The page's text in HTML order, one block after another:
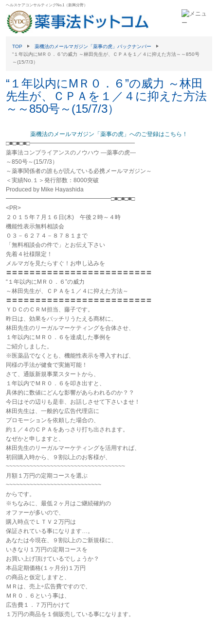
ヘルスケアコンサルティングNo.1（新興分野）
TOP
薬機法のメールマガジン「薬事の虎」バックナンバー
“１年以内にМＲ０．６”の威力 ～林田先生が、ＣＰＡを１／４に抑えた方法～～850号
～(15/7/3）
“１年以内にМＲ０．６”の威力 ～林田
先生が、ＣＰＡを１／４に抑えた方法
～～850号～(15/7/3）
薬機法のメールマガジン「薬事の虎」へのご登録はこちら！
□■□■□■□━━━━━━━━━━━━━━━━━━
薬事法コンプライアンスのノウハウ ―薬事の虎―
～850号～(15/7/3）
～薬事関係者の誰もが読んでいる必携メールマガジン～
＜実績No.１＞発行部数：8000突破
Produced by Mike Hayashida
━━━━━━━━━━━━━━━━━━□■□■□■□
<PR>
２０１５年７月１６日(木) 午後２時～４時
機能性表示無料相談会
０３－６２７４－８７８１まで
「無料相談会の件で」とお伝え下さい
先着４社様限定！
メルマガを見たらすぐ！お申し込みを
〓〓〓〓〓〓〓〓〓〓〓〓〓〓〓〓〓〓〓〓〓〓〓〓〓
“１年以内にМＲ０．６”の威力
～林田先生が、ＣＰＡを１／４に抑えた方法～
〓〓〓〓〓〓〓〓〓〓〓〓〓〓〓〓〓〓〓〓〓〓〓〓〓
ＹＤＣのＣＲＭ担当、藤子です。
昨日は、効果をバッチリうたえる商材に、
林田先生のリーガルマーケティングを合体させ、
１年以内にＭＲ０．６を達成した事例を
ご紹介しました。
※医薬品でなくとも、機能性表示を導入すれば、
同様の手法が健食で実施可能！
さて、通販新規事業スタートから、
１年以内でＭＲ０．６を叩き出すと、
具体的に数値にどんな影響があらわれるのか？？
今日はその辺りも是非、お話しさせて下さいませ！
林田先生は、一般的な広告代理店に
プロモーションを依頼した場合の、
約１／４のＣＰＡをあっさり打ち出されます。
なぜかと申しますと、
林田先生のリーガルマーケティングを活用すれば、
初回購入時から、９割以上のお客様が、
~~~~~~~~~~~~~~~~~~~~~~~~~~~~~~~~~~~
月額１万円の定期コースを選ぶ
~~~~~~~~~~~~~~~~~~~~~~~~~~~~
からです。
※ちなみに、最低２ヶ月はご継続確約の
オファーが多いので、
購入時点でＬＴＶ２万円は
保証されている事になります…。
あなたは今現在、９割以上のご新規様に、
いきなり１万円の定期コースを
お買い上げ頂けているでしょうか？
本品定期価格(１ヶ月分)１万円
の商品と仮定しますと、
ＭＲは、売上÷広告費ですので、
ＭＲ０．６という事は、
広告費１．７万円かけて
１万円の商品を１個販売している事になります。